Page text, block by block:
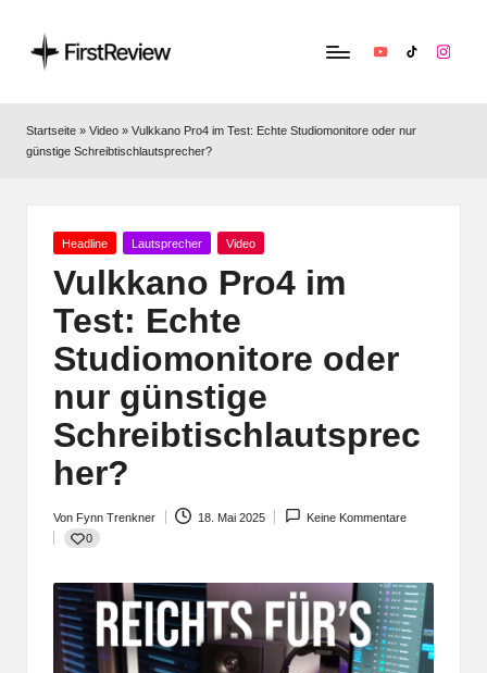
ir
s
Apple,
Smart‑Home,
Kopfhörern
YouTubeTikTok
Startseite » Video » Vulkkano Pro4 im Test: Echte Studiomonitore oder nur
günstige Schreibtischlautsprecher?
Posted
Headline Lautsprecher Video
Vulkkano Pro4 im
Test: Echte
Studiomonitore oder
nur günstige
Schreibtischlautsprec
her?
Posted
by
Von Fynn Trenkner 18. Mai 2025
Keine Kommentare
0